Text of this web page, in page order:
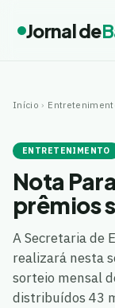
Jornal de
Início ›
ENTRETENIMENTO
Nota
prêmios
A Secretaria de
realizará nesta
sorteio mensal
distribuídos 43